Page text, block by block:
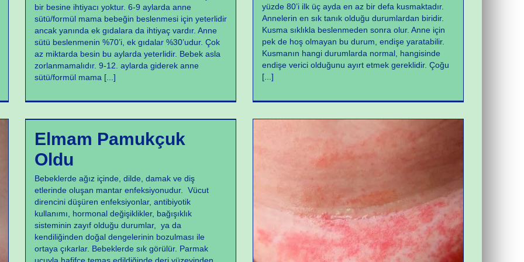
bir besine ihtiyacı yoktur. 6-9 aylarda anne
sütü/formül mama bebeğin beslenmesi için yeterlidir
ancak yanında ek gıdalara da ihtiyaç vardır. Anne
sütü beslenmenin %70’i, ek gıdalar %30’udur. Çok
az miktarda besin bu aylarda yeterlidir. Bebek asla
zorlanmamalıdır. 9-12. aylarda giderek anne
sütü/formül mama [...]
yüzde 80’i ilk üç ayda en az bir defa kusmaktadır.
Annelerin en sık tanık olduğu durumlardan biridir.
Kusma sıklıkla beslenmeden sonra olur. Anne için
pek de hoş olmayan bu durum, endişe yaratabilir.
Kusmanın hangi durumlarda normal, hangisinde
endişe verici olduğunu ayırt etmek gereklidir. Çoğu
[...]
Elmam Pamukçuk
Oldu
Bebeklerde ağız içinde, dilde, damak ve diş
etlerinde oluşan mantar enfeksiyonudur. Vücut
direncini düşüren enfeksiyonlar, antibiyotik
kullanımı, hormonal değişiklikler, bağışıklık
sisteminin zayıf olduğu durumlar, ya da
kendiliğinden doğal dengelerinin bozulması ile
ortaya çıkarlar. Bebeklerde sık görülür. Parmak
Yeni Doğan Sorunları